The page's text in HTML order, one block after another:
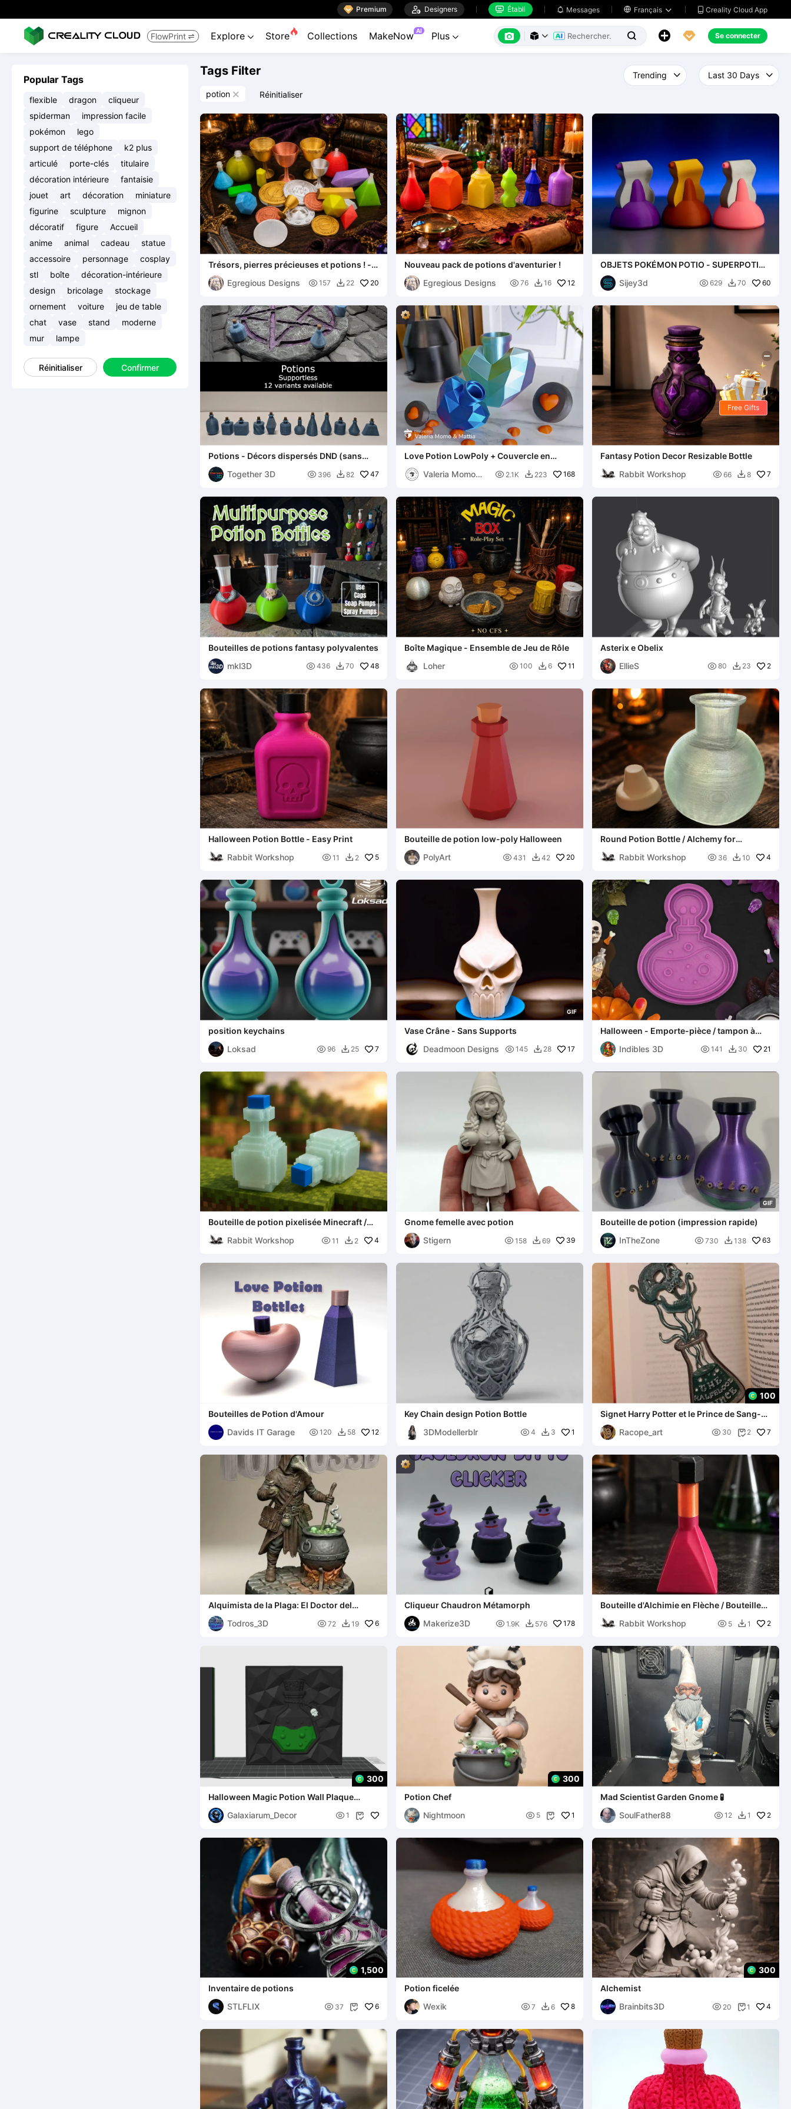
 Premium  Designers  Établi  Messages  Français   Creality Cloud App
FlowPrint  Explore  Store Collections MakeNow AI Plus        Se connecter
Popular Tags
flexible dragon
cliqueur
spiderman
impression facile
pokémon
lego
support de téléphone
k2 plus
articulé
porte-clés
titulaire
décoration intérieure
fantaisie
jouet
art décoration
miniature
figurine
sculpture
mignon
décoratif
figure
Accueil
anime
animal cadeau
statue
accessoire
personnage
cosplay
stl
boîte
décoration-intérieure
design
bricolage
stockage
ornement
voiture
jeu de table
chat
vase stand
moderne
mur
lampe
Réinitialiser Confirmer
Tags Filter
potion  Réinitialiser
Trésors, pierres précieuses et potions ! -
Collection Fantasy
Egregious Designs
 157  22 20
Nouveau pack de potions d'aventurier !
Egregious Designs
 76  16 12
OBJETS POKÉMON POTIO - SUPERPOTION
- HYPERPOTION
Sijey3d
 629  70 60
Potions - Décors dispersés DND (sans
support)
Together 3D
 396  82 47
Love Potion LowPoly + Couvercle en
Valeria Momo
 2.1K  223 168
Fantasy Potion Decor Resizable Bottle
Rabbit Workshop
 66  8 7
Bouteilles de potions fantasy polyvalentes
mkl3D
 436  70 48
Boîte Magique - Ensemble de Jeu de Rôle
Loher
 100  6 11
Asterix e Obelix
EllieS
 80  23 2
Halloween Potion Bottle - Easy Print
Rabbit Workshop
 11  2 5
Bouteille de potion low-poly Halloween
PolyArt
 431  42 20
Round Potion Bottle / Alchemy for
Rabbit Workshop
 36  10 4
position keychains
Loksad
 96  25 7
GIF
Vase Crâne - Sans Supports
Deadmoon Designs
 145  28 17
Halloween - Emporte-pièce / tampon à
biscuits Potion toxique
Indibles 3D
 141  30 21
Bouteille de potion pixelisée Minecraft /
Rabbit Workshop
 11  2 4
Gnome femelle avec potion
Stigern
 158  69 39
GIF
Bouteille de potion (impression rapide)
InTheZone
 730  138 63
Bouteilles de Potion d'Amour
Davids IT Garage
 120  58 12
Key Chain design Potion Bottle
3DModellerblr
 4  3 1
100
Signet Harry Potter et le Prince de Sang-
Mêlé
Racope_art
 30  2 7
Alquimista de la Plaga: El Doctor del
Caldero
Todros_3D
 72  19 6
Cliqueur Chaudron Métamorph
Makerize3D
 1.9K  576 178
Bouteille d'Alchimie en Flèche / Bouteille
Rabbit Workshop
 5  1 2
300
Halloween Magic Potion Wall Plaque
(Multicolor)
Galaxiarum_Decor
 1 
300
Potion Chef
Nightmoon
 5  1
Mad Scientist Garden Gnome 🧪
SoulFather88
 12  1 2
1,500
Inventaire de potions
STLFLIX
 37  6
Potion ficelée
Wexik
 7  6 8
300
Alchemist
Brainbits3D
 20 1 4
Free Gifts